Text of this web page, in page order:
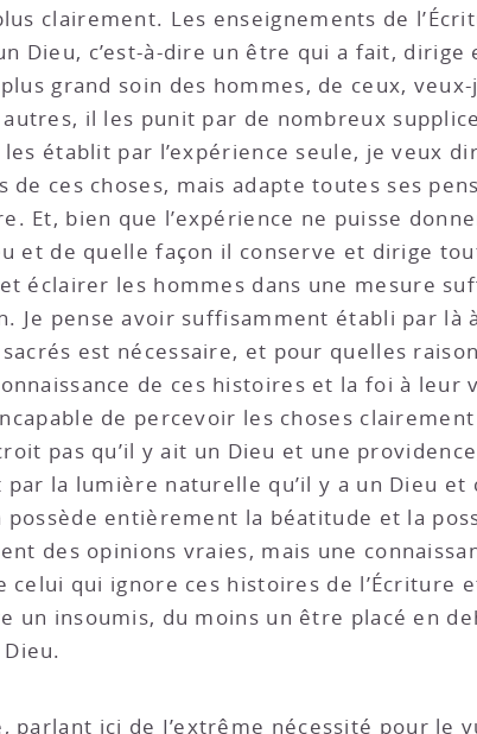
clairement. Les enseignements de
Dieu, c’est-à-dire un être qui a fait,
grand soin des hommes, de ceux,
il les punit par de nombreux
établit par l’expérience seule, je veux
ces choses, mais adapte toutes ses
Et, bien que l’expérience ne puisse
et de quelle façon il conserve et dirige
éclairer les hommes dans une mesure
Je pense avoir suffisamment établi par
est nécessaire, et pour quelles
de ces histoires et la foi à leur
de percevoir les choses
pas qu’il y ait un Dieu et une
la lumière naturelle qu’il y a un Dieu et
entièrement la béatitude et la
des opinions vraies, mais une
celui qui ignore ces histoires de
un insoumis, du moins un être placé en
parlant ici de I’extrême nécessité pour le